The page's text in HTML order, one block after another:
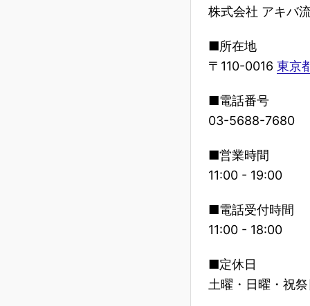
株式会社 アキバ
■所在地
〒110-0016 東京
■電話番号
03-5688-7680
■営業時間
11:00 - 19:00
■電話受付時間
11:00 - 18:00
■定休日
土曜・日曜・祝